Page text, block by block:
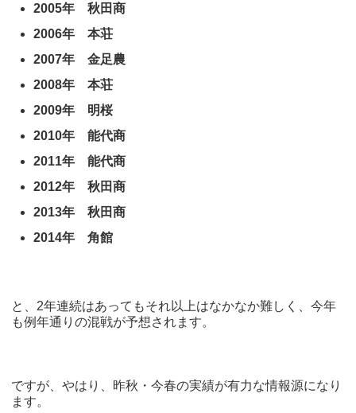
2005年 秋田商
2006年 本荘
2007年 金足農
2008年 本荘
2009年 明桜
2010年 能代商
2011年 能代商
2012年 秋田商
2013年 秋田商
2014年 角館
と、2年連続はあってもそれ以上はなかなか難しく、今年
も例年通りの混戦が予想されます。
ですが、やはり、昨秋・今春の実績が有力な情報源になり
ます。